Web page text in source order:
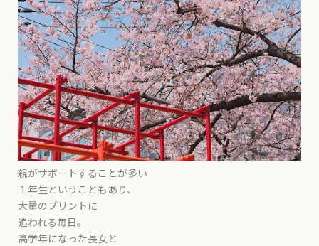
親がサポートすることが多い
１年生ということもあり、
大量のプリントに
追われる毎日。
高学年になった長女と